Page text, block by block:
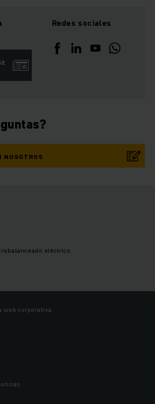
Redes sociales
NOSOTROS
eléctrico
web corporativa